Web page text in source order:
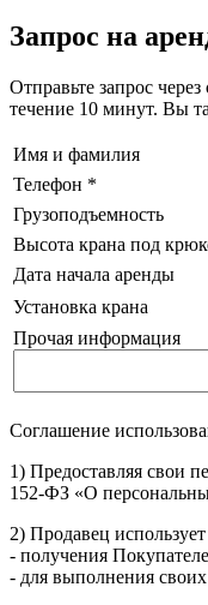
Запрос на
Отправьте запрос
течение 10 минут. Вы
Имя и фамилия
Телефон *
Грузоподъемность
Высота крана под
Дата начала аренды
Установка крана
Прочая информация
Соглашение
1) Предоставляя свои
152-ФЗ «О
2) Продавец
- получения
- для выполнения своих